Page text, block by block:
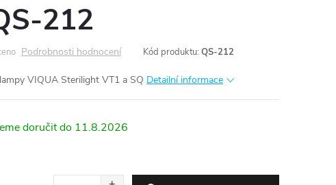
212
Podrobnosti hodnocení Kód produktu: QS-212
VIQUA Sterilight VT1 a SQ Detailní informace
11.8.2026